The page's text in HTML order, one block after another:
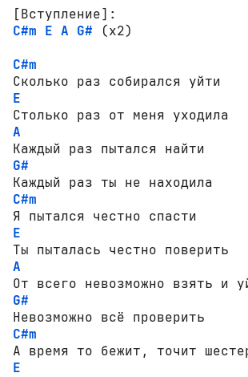
[Вступление]:
C#m E A G# (x2)
C#m
E
A
G#
C#m
E
A
G#
C#m
E